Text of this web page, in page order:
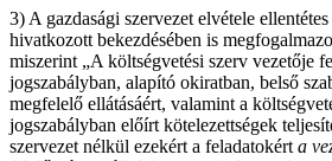
3) A gazdasági szervezet elvétele
hivatkozott bekezdésében is
miszerint „A költségvetési szerv vezetője
jogszabályban, alapító okiratban, belső
megfelelő ellátásáért, valamint a
jogszabályban előírt kötelezettségek
szervezet nélkül ezekért a feladatokért a